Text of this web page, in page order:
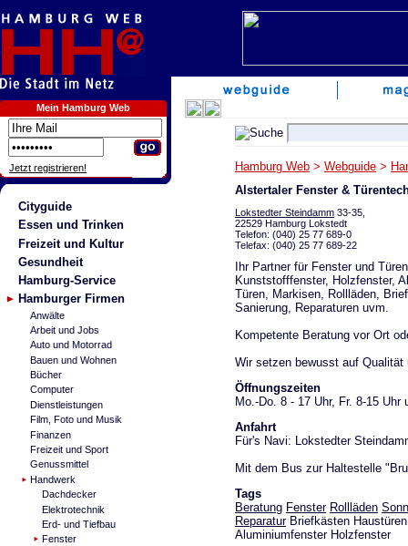
Mein Hamburg Web
Jetzt registrieren!
Cityguide
Essen und Trinken
Freizeit und Kultur
Gesundheit
Hamburg-Service
Hamburger Firmen
Anwälte
Arbeit und Jobs
Auto und Motorrad
Bauen und Wohnen
Bücher
Computer
Dienstleistungen
Film, Foto und Musik
Finanzen
Freizeit und Sport
Genussmittel
Handwerk
Dachdecker
Elektrotechnik
Erd- und Tiefbau
Fenster
Hamburg Web > Webguide >
Alstertaler Fenster &
Lokstedter Steindamm 33-35,
22529 Hamburg Lokstedt
Telefon: (040) 25 77 689-0
Telefax: (040) 25 77 689-22
Ihr Partner für Fenster und
Kunststofffenster, Holzfenster,
Türen, Markisen, Rollläden,
Sanierung, Reparaturen uvm.
Kompetente Beratung vor Ort
Wir setzen bewusst auf Qualität
Öffnungszeiten
Mo.-Do. 8 - 17 Uhr, Fr. 8-15 Uhr
Anfahrt
Für's Navi: Lokstedter
Mit dem Bus zur Haltestelle
Tags
Beratung Fenster Rollläden
ReparaturBriefkästen
Aluminiumfenster Holzfenster